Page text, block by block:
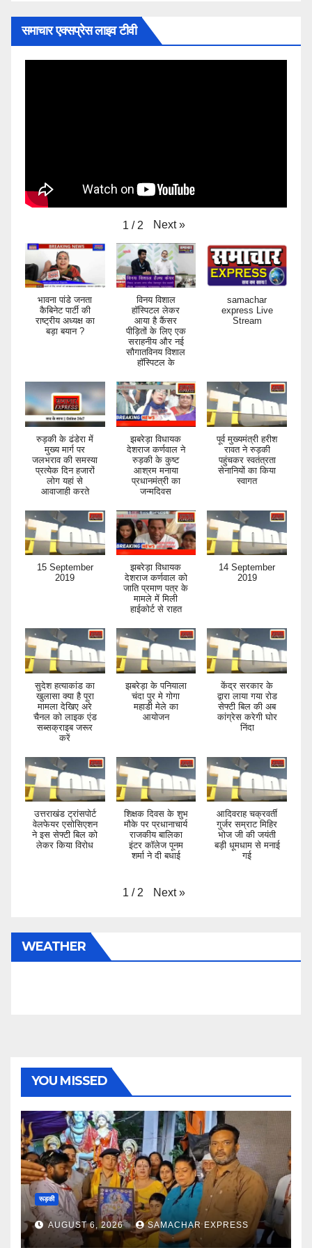
समाचार एक्सप्रेस लाइव टीवी
1 / 2 Next »
भावना पांडे जनता
कैबिनेट पार्टी की
राष्ट्रीय अध्यक्ष का
बड़ा बयान ?
विनय विशाल
हॉस्पिटल लेकर
आया है कैंसर
पीड़ितों के लिए एक
सराहनीय और नई
सौगातविनय विशाल
हॉस्पिटल के
samachar
express Live
Stream
रुड़की के ढंडेरा में
मुख्य मार्ग पर
जलभराव की समस्या
प्रत्येक दिन हजारों
लोग यहां से
आवाजाही करते
झबरेड़ा विधायक
देशराज कर्णवाल ने
रुड़की के कुष्ट
आश्रम मनाया
प्रधानमंत्री का
जन्मदिवस
पूर्व मुख्यमंत्री हरीश
रावत ने रुड़की
पहुंचकर स्वतंत्रता
सेनानियों का किया
स्वागत
15 September
2019
झबरेड़ा विधायक
देशराज कर्णवाल को
जाति प्रमाण पत्र के
मामले में मिली
हाईकोर्ट से राहत
14 September
2019
सुदेश हत्याकांड का
खुलासा क्या है पूरा
मामला देखिए अरे
चैनल को लाइक एंड
सब्सक्राइब जरूर
करें
झबरेड़ा के पनियाला
चंदा पुर मे गोगा
महाडी मेले का
आयोजन
केंद्र सरकार के
द्वारा लाया गया रोड
सेफ्टी बिल की अब
कांग्रेस करेगी घोर
निंदा
उत्तराखंड ट्रांसपोर्ट
वेलफेयर एसोसिएशन
ने इस सेफ्टी बिल को
लेकर किया विरोध
शिक्षक दिवस के शुभ
मौके पर प्रधानाचार्य
राजकीय बालिका
इंटर कॉलेज पूनम
शर्मा ने दी बधाई
आदिवराह चक्रवर्ती
गुर्जर सम्राट मिहिर
भोज जी की जयंती
बड़ी धूमधाम से मनाई
गई
1 / 2 Next »
WEATHER
YOU MISSED
रूड़की
AUGUST 6, 2026 SAMACHAR EXPRESS